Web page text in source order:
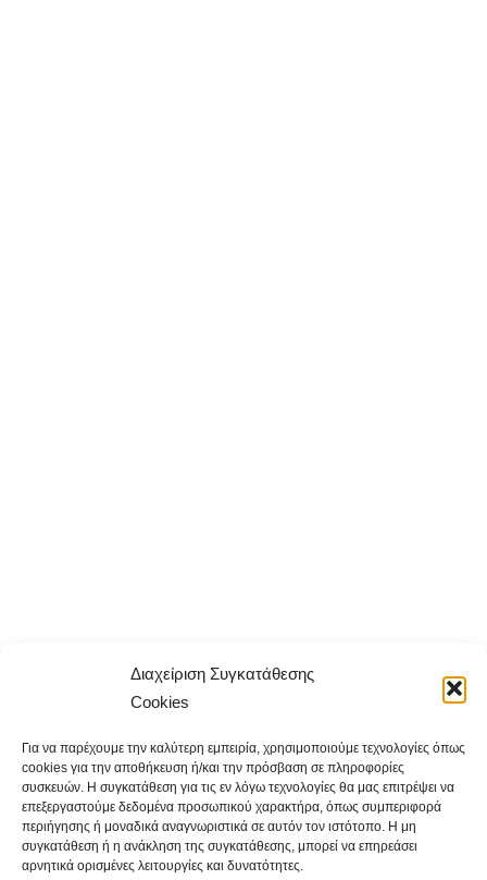
Διαχείριση Συγκατάθεσης
Cookies
Για να παρέχουμε την καλύτερη εμπειρία, χρησιμοποιούμε τεχνολογίες όπως
cookies για την αποθήκευση ή/και την πρόσβαση σε πληροφορίες
συσκευών. Η συγκατάθεση για τις εν λόγω τεχνολογίες θα μας επιτρέψει να
επεξεργαστούμε δεδομένα προσωπικού χαρακτήρα, όπως συμπεριφορά
περιήγησης ή μοναδικά αναγνωριστικά σε αυτόν τον ιστότοπο. Η μη
συγκατάθεση ή η ανάκληση της συγκατάθεσης, μπορεί να επηρεάσει
αρνητικά ορισμένες λειτουργίες και δυνατότητες.